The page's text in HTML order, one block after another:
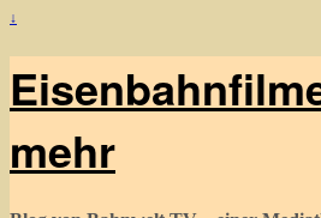
↓
mehr